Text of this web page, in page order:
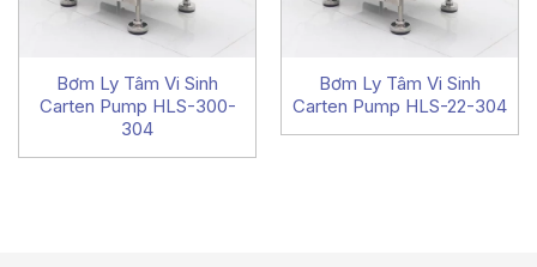
Bơm Ly Tâm Vi Sinh
Carten Pump HLS-300-
304
Bơm Ly Tâm Vi Sinh
Carten Pump HLS-22-304